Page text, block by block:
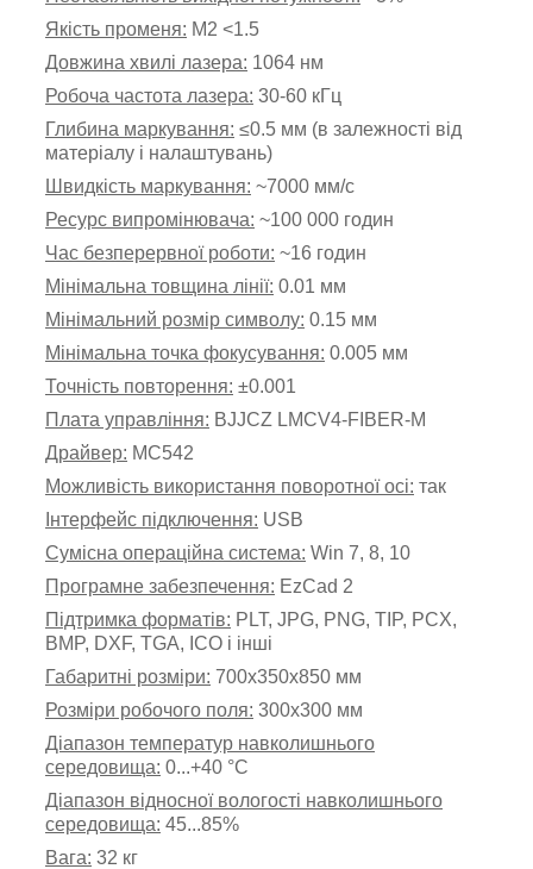
Якість променя: М2 <1.5
Довжина хвилі лазера: 1064 нм
Робоча частота лазера: 30-60 кГц
Глибина маркування: ≤0.5 мм (в залежності від
матеріалу і налаштувань)
Швидкість маркування: ~7000 мм/с
Ресурс випромінювача: ~100 000 годин
Час безперервної роботи: ~16 годин
Мінімальна товщина лінії: 0.01 мм
Мінімальний розмір символу: 0.15 мм
Мінімальна точка фокусування: 0.005 мм
Точність повторення: ±0.001
Плата управління: BJJCZ LMCV4-FIBER-M
Драйвер: МС542
Можливість використання поворотної осі: так
Інтерфейс підключення: USB
Сумісна операційна система: Win 7, 8, 10
Програмне забезпечення: EzCad 2
Підтримка форматів: PLT, JPG, PNG, TIP, PCX,
BMP, DXF, TGA, ICO і інші
Габаритні розміри: 700х350х850 мм
Розміри робочого поля: 300х300 мм
Діапазон температур навколишнього
середовища: 0...+40 °С
Діапазон відносної вологості навколишнього
середовища: 45...85%
Вага: 32 кг